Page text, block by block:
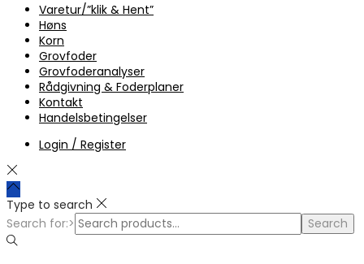
Varetur/”klik & Hent”
Høns
Korn
Grovfoder
Grovfoderanalyser
Rådgivning & Foderplaner
Kontakt
Handelsbetingelser
Login / Register
Type to search
Search for:>
Search